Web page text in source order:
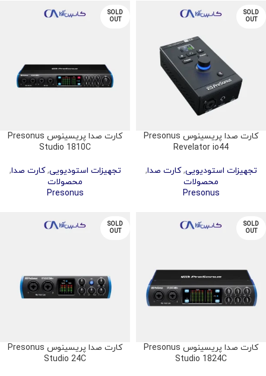
SOLD
OUT
کارت صدا پریسینوس Presonus
Revelator io44
تجهیزات استودیویی,کارت صدا,
محصولات
Presonus
SOLD
OUT
کارت صدا پریسینوس Presonus
Studio 1810C
تجهیزات استودیویی,کارت صدا,
محصولات
Presonus
SOLD
OUT
کارت صدا پریسینوس Presonus
Studio 1824C
SOLD
OUT
کارت صدا پریسینوس Presonus
Studio 24C